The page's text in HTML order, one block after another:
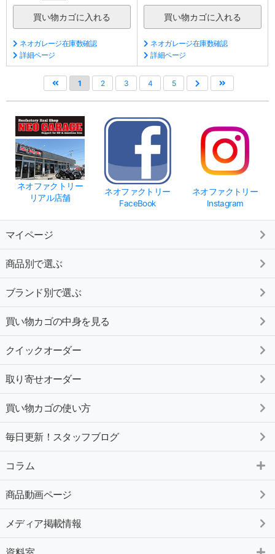
ネオガレージ在庫数確認
詳細ページ
ネオガレージ在庫数確認
詳細ページ
1 2 3 4 5
ネオファクトリー
リアル店舗
ネオファクトリー
FaceBook
ネオファクトリー
Instagram
マイページ
商品別で選ぶ
ブランド別で選ぶ
買い物カゴの中身を見る
クイックオーダー
取り寄せオーダー
買い物カゴの使い方
毎日更新！スタッフブログ
コラム
商品動画ページ
メディア掲載情報